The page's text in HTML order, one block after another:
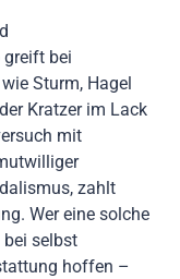
greift bei
Sturm, Hagel
Kratzer im Lack
mit
zahlt
Wer eine solche
bei selbst
hoffen –